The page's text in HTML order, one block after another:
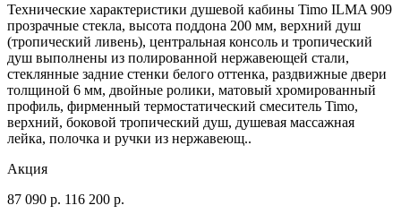
Технические характеристики душевой кабины Timo ILMA 909
прозрачные стекла, высота поддона 200 мм, верхний душ
(тропический ливень), центральная консоль и тропический
душ выполнены из полированной нержавеющей стали,
стеклянные задние стенки белого оттенка, раздвижные двери
толщиной 6 мм, двойные ролики, матовый хромированный
профиль, фирменный термостатический смеситель Timo,
верхний, боковой тропический душ, душевая массажная
лейка, полочка и ручки из нержавеющ..
Акция
87 090 р. 116 200 р.